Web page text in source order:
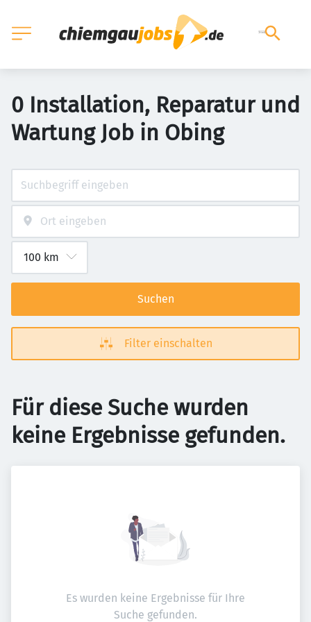
0 Installation, Reparatur und
Wartung Job in Obing
Suchen
Filter einschalten
Für diese Suche wurden
keine Ergebnisse gefunden.
Es wurden keine Ergebnisse für Ihre
Suche gefunden.